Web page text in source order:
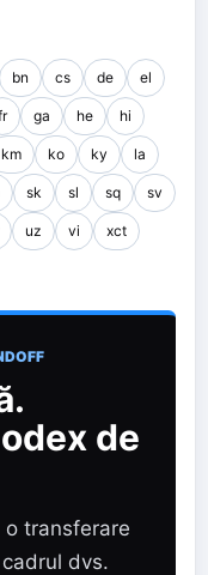
bn cs de el
ga he hi
km ko ky la
sk sl sq sv
uz vi xct
de
o transferare
dvs.